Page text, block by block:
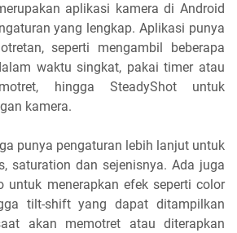
aplikasi kamera di Android
yang lengkap. Aplikasi punya
seperti mengambil beberapa
waktu singkat, pakai timer atau
hingga SteadyShot untuk
kamera.
punya pengaturan lebih lanjut untuk
saturation dan sejenisnya. Ada juga
untuk menerapkan efek seperti color
tilt-shift yang dapat ditampilkan
akan memotret atau diterapkan